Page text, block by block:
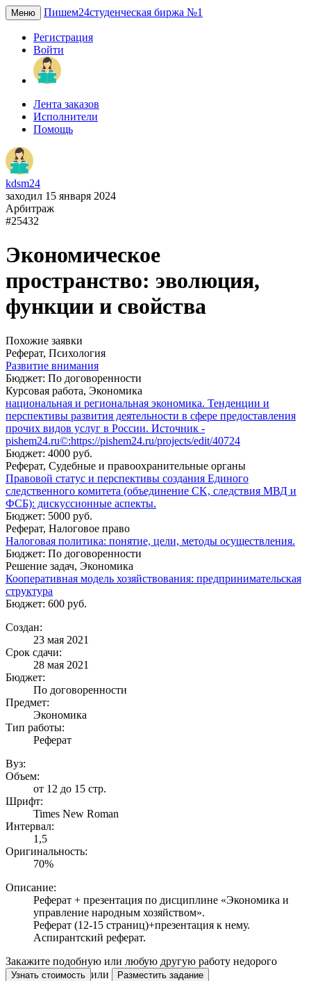
Меню Пишем24студенческая биржа №1
Регистрация
Войти
Лента заказов
Исполнители
Помощь
kdsm24
заходил 15 января 2024
Арбитраж
#25432
Экономическое
пространство: эволюция,
функции и свойства
Похожие заявки
Реферат, Психология
Развитие внимания
Бюджет: По договоренности
Курсовая работа, Экономика
национальная и региональная экономика. Тенденции и
перспективы развития деятельности в сфере предоставления
прочих видов услуг в России. Источник -
pishem24.ru©:https://pishem24.ru/projects/edit/40724
Бюджет: 4000 руб.
Реферат, Судебные и правоохранительные органы
Правовой статус и перспективы создания Единого
следственного комитета (объединение СK, следствия МВД и
ФСБ): дискуссионные аспекты.
Бюджет: 5000 руб.
Реферат, Налоговое право
Налоговая политика: понятие, цели, методы осуществления.
Бюджет: По договоренности
Решение задач, Экономика
Кооперативная модель хозяйствования: предпринимательская
структура
Бюджет: 600 руб.
Создан:
23 мая 2021
Срок сдачи:
28 мая 2021
Бюджет:
По договоренности
Предмет:
Экономика
Тип работы:
Реферат
Вуз:
Объем:
от 12 до 15 стр.
Шрифт:
Times New Roman
Интервал:
1,5
Оригинальность:
70%
Описание:
Реферат + презентация по дисциплине «Экономика и
управление народным хозяйством».
Реферат (12-15 страниц)+презентация к нему.
Аспирантский реферат.
Закажите подобную или любую другую работу недорого
Узнать стоимость или Разместить задание